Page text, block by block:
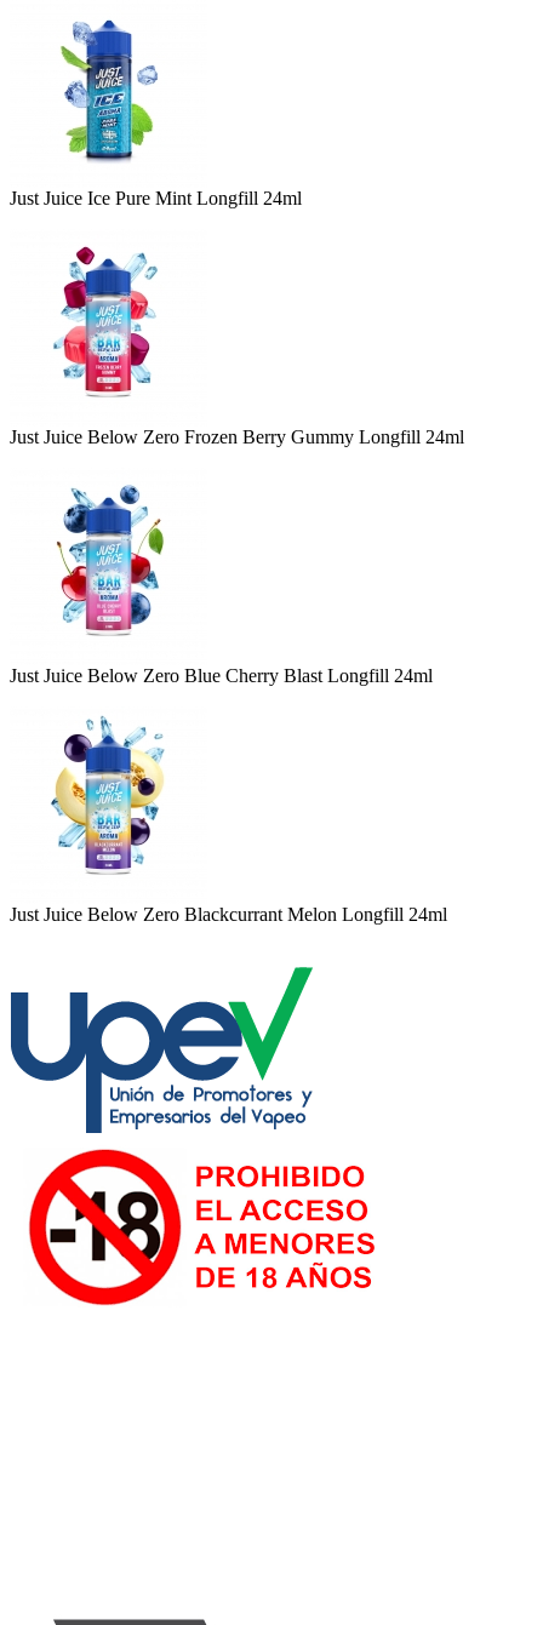
Just Juice Ice Pure Mint Longfill 24ml
Just Juice Below Zero Frozen Berry Gummy Longfill 24ml
Just Juice Below Zero Blue Cherry Blast Longfill 24ml
Just Juice Below Zero Blackcurrant Melon Longfill 24ml